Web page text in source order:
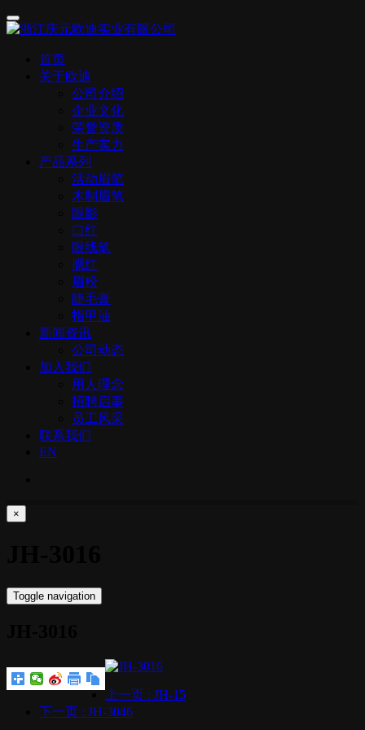
首页
关于欧迪
公司介绍
企业文化
荣誉资质
生产实力
产品系列
活动眉笔
木制眉笔
眼影
口红
眼线笔
腮红
眉粉
睫毛膏
指甲油
新闻资讯
公司动态
加入我们
用人理念
招聘启事
员工风采
联系我们
EN
×
Toggle navigation
上一页 : JH-15
下一页 : JH-3046